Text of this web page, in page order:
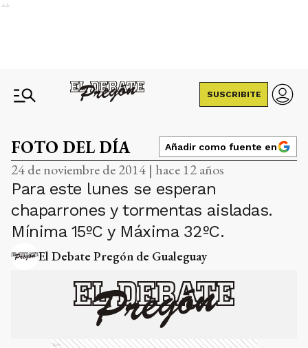
Ads
SUSCRIBITE
FOTO DEL DÍA Añadir como fuente en
24 de noviembre de 2014 | hace 12 años
Para este lunes se esperan
chaparrones y tormentas aisladas.
Mínima 15ºC y Máxima 32ºC.
El Debate Pregón de Gualeguay
Ads